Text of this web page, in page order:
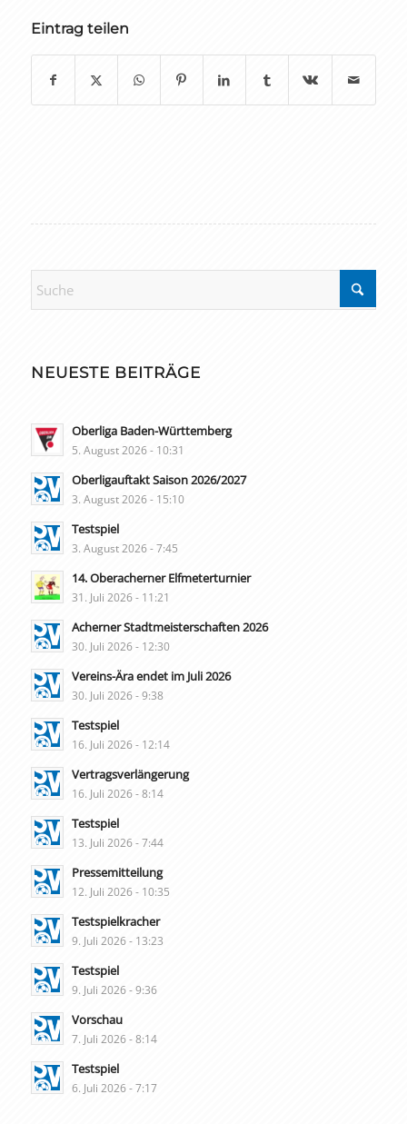
Eintrag teilen
NEUESTE BEITRÄGE
Oberliga Baden-Württemberg
5. August 2026 - 10:31
Oberligauftakt Saison 2026/2027
3. August 2026 - 15:10
Testspiel
3. August 2026 - 7:45
14. Oberacherner Elfmeterturnier
31. Juli 2026 - 11:21
Acherner Stadtmeisterschaften 2026
30. Juli 2026 - 12:30
Vereins-Ära endet im Juli 2026
30. Juli 2026 - 9:38
Testspiel
16. Juli 2026 - 12:14
Vertragsverlängerung
16. Juli 2026 - 8:14
Testspiel
13. Juli 2026 - 7:44
Pressemitteilung
12. Juli 2026 - 10:35
Testspielkracher
9. Juli 2026 - 13:23
Testspiel
9. Juli 2026 - 9:36
Vorschau
7. Juli 2026 - 8:14
Testspiel
6. Juli 2026 - 7:17